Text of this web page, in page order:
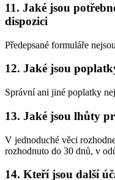
11. Jaké jsou
dispozici
Předepsané formuláře
12. Jaké jsou
Správní ani jiné poplatky
13. Jaké jsou lhůty
V jednoduché věci
rozhodnuto do 30 dnů, v
14. Kteří jsou další